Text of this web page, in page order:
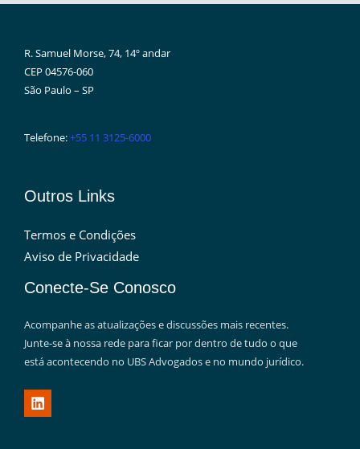
R. Samuel Morse, 74, 14º andar
CEP 04576-060
São Paulo – SP
Telefone:+55 11 3125-6000
Outros Links
Termos e Condições
Aviso de Privacidade
Conecte-Se Conosco
Acompanhe as atualizações e discussões mais recentes.
Junte-se à nossa rede para ficar por dentro de tudo o que
está acontecendo no UBS Advogados e no mundo jurídico.